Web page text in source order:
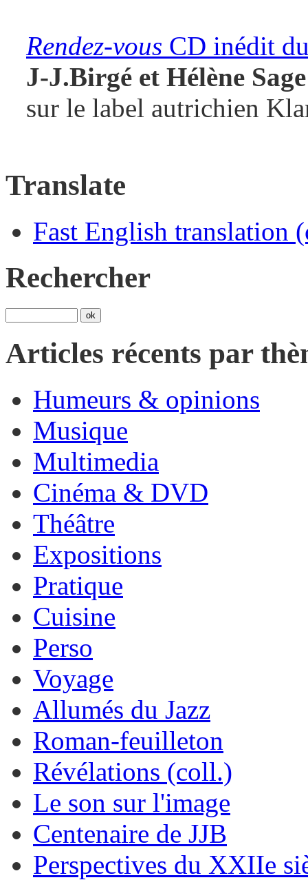
Rendez-vous CD inédit
J-J.Birgé et Hélène Sage
sur le label autrichien
Translate
Fast English translation
Rechercher
Articles récents par
Humeurs & opinions
Musique
Multimedia
Cinéma & DVD
Théâtre
Expositions
Pratique
Cuisine
Perso
Voyage
Allumés du Jazz
Roman-feuilleton
Révélations (coll.)
Le son sur l'image
Centenaire de JJB
Perspectives du XXIIe